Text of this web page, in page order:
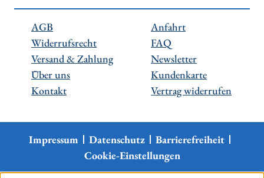
AGB
Widerrufsrecht
Versand & Zahlung
Über uns
Kontakt
Anfahrt
FAQ
Newsletter
Kundenkarte
Vertrag widerrufen
Impressum Datenschutz
Barrierefreiheit
Cookie-Einstellungen